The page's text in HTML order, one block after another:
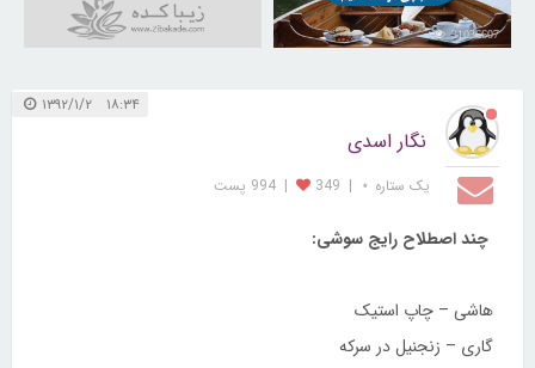
31036607
۱۸:۳۴ ۱۳۹۲/۱/۲
نگار اسدی
یک ستاره ⋆ |
349
| 994 پست
چند اصطلاح رایج سوشی:
هاشی – چاپ استیک
گاری – زنجنیل در سرکه